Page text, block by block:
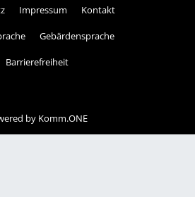
Impressum Kontakt
Gebärdensprache
Barrierefreiheit
by Komm.ONE